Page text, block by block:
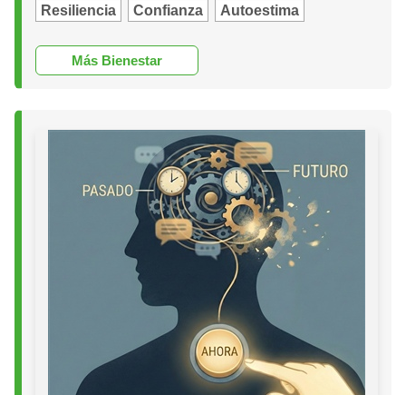
Resiliencia Confianza Autoestima
Más Bienestar